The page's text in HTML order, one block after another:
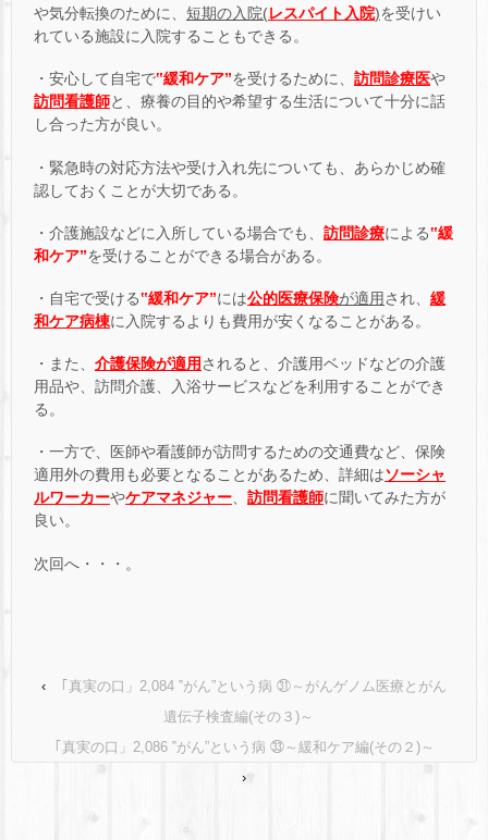
や気分転換のために、 短期の入院(レスパイト入院)を受けい
れている施設に入院することもできる。
・安心して自宅で‟緩和ケア”を受けるために、 訪問診療医や
訪問看護師と、療養の目的や希望する生活について十分に話
し合った方が良い。
・緊急時の対応方法や受け入れ先についても、あらかじめ確
認しておくことが大切である。
・介護施設などに入所している場合でも、 訪問診療による‟緩
和ケア”を受けることができる場合がある。
・自宅で受ける‟緩和ケア”には公的医療保険が適用 され、 緩
和ケア病棟に入院するよりも費用が安くなることがある。
・また、 介護保険が適用 されると、介護用ベッドなどの介護
用品や、訪問介護、入浴サービスなどを利用することができ
る。
・一方で、医師や看護師が訪問するための交通費など、保険
適用外の費用も必要となることがあるため、詳細はソーシャ
ルワーカーやケアマネジャー、 訪問看護師に聞いてみた方が
良い。
次回へ・・・。
‹
｢真実の口」2,084 ‟がん”という病 ㉛～がんゲノム医療とがん
遺伝子検査編(その３)～
｢真実の口」2,086 ‟がん”という病 ㉝～緩和ケア編(その２)～
›